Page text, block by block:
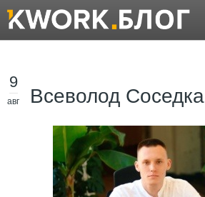
9
авг Всеволод Соседка